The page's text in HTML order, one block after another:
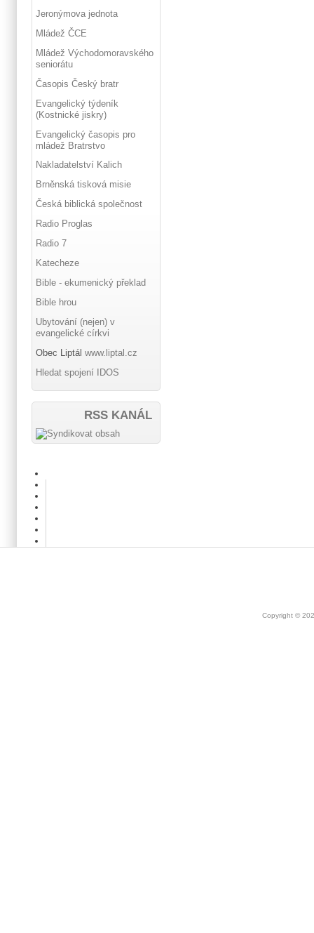
Jeronýmova jednota
Mládež ČCE
Mládež Východomoravského
seniorátu
Časopis Český bratr
Evangelický týdeník
(Kostnické jiskry)
Evangelický časopis pro
mládež Bratrstvo
Nakladatelství Kalich
Brněnská tisková misie
Česká biblická společnost
Radio Proglas
Radio 7
Katecheze
Bible - ekumenický překlad
Bible hrou
Ubytování (nejen) v
evangelické církvi
Obec Liptál www.liptal.cz
Hledat spojení IDOS
RSS KANÁL
Copyright ©